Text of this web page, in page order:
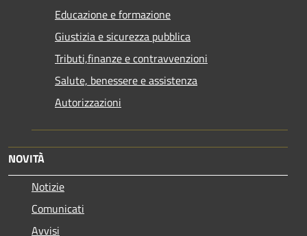
Educazione e formazione
Giustizia e sicurezza pubblica
Tributi,finanze e contravvenzioni
Salute, benessere e assistenza
Autorizzazioni
NOVITÀ
Notizie
Comunicati
Avvisi